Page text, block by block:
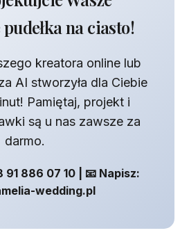
na ciasto!
kreatora online lub
AI stworzyła dla Ciebie
Pamiętaj, projekt i
są u nas zawsze za
darmo.
91 886 07 10 | 📧 Napisz:
wedding.pl